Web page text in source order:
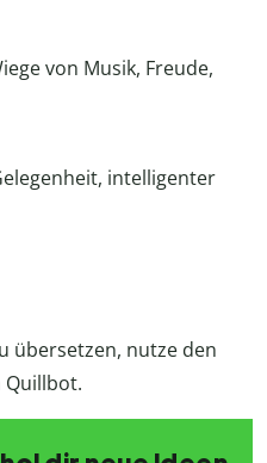
von Musik, Freude,
intelligenter
übersetzen, nutze den
Quillbot.